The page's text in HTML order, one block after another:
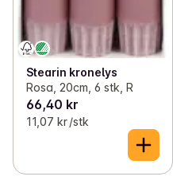
Stearin kronelys
Rosa, 20cm, 6 stk, R
66,40 kr
11,07 kr /stk